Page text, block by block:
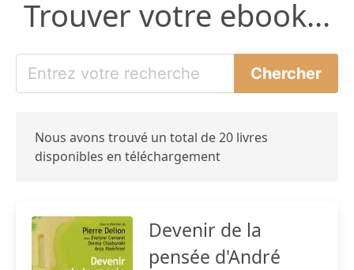
Trouver votre ebook...
Nous avons trouvé un total de 20 livres
disponibles en téléchargement
Devenir de la
pensée d'André